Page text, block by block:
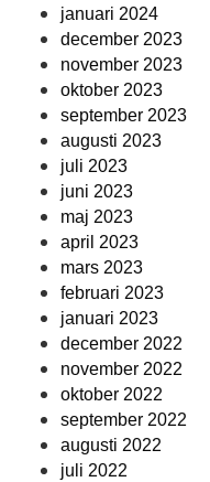
januari 2024
december 2023
november 2023
oktober 2023
september 2023
augusti 2023
juli 2023
juni 2023
maj 2023
april 2023
mars 2023
februari 2023
januari 2023
december 2022
november 2022
oktober 2022
september 2022
augusti 2022
juli 2022